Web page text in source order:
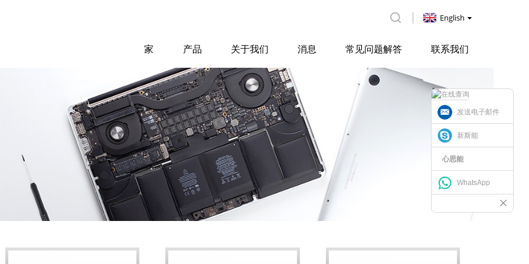
家 产品 关于我们 消息 常见问题解答 联系我们
English
发送电子邮件
新斯能
心思能
WhatsApp